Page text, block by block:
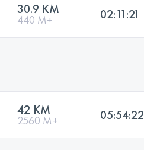
30.9 KM
440 M+ 02:11:21
42 KM
2560 M+ 05:54:22